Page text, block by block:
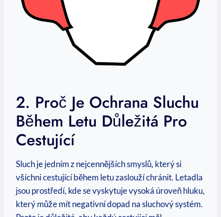
2. Proč Je Ochrana Sluchu
Během Letu Důležitá Pro
Cestující
Sluch je jedním z nejcennějších smyslů, který si
všichni cestující během letu zaslouží chránit. Letadla
jsou prostředí, kde se vyskytuje vysoká úroveň hluku,
který může mít negativní dopad na sluchový systém.